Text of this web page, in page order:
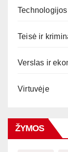
Teisė ir
Verslas ir
Virtuvėje
ŽYMOS